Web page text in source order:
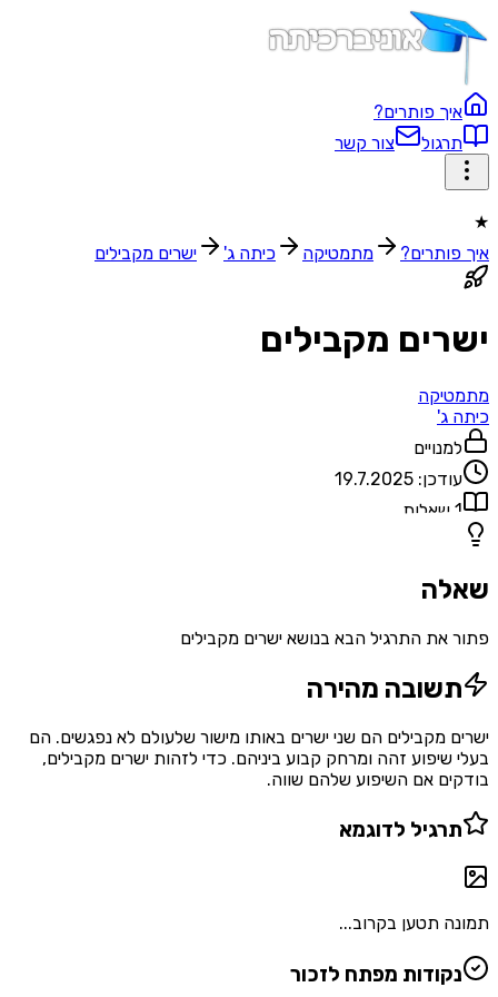
איך פותרים?
תרגול
צור קשר
★
איך פותרים?
מתמטיקה כיתה ג' ישרים מקבילים
ישרים מקבילים
מתמטיקה
כיתה ג'
למנויים
עודכן: 19.7.2025
1 שאלות
שאלה
פתור את התרגיל הבא בנושא ישרים מקבילים
תשובה מהירה
ישרים מקבילים הם שני ישרים באותו מישור שלעולם לא נפגשים. הם
בעלי שיפוע זהה ומרחק קבוע ביניהם. כדי לזהות ישרים מקבילים,
בודקים אם השיפוע שלהם שווה.
תרגיל לדוגמא
תמונה תטען בקרוב...
נקודות מפתח לזכור